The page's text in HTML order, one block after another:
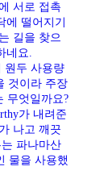
서로 접촉
떨어지기
길을 찾으
네요.
원두 사용량
것이라 주장
무엇일까요?
가 내려준
나고 깨끗
파나마산
물을 사용했